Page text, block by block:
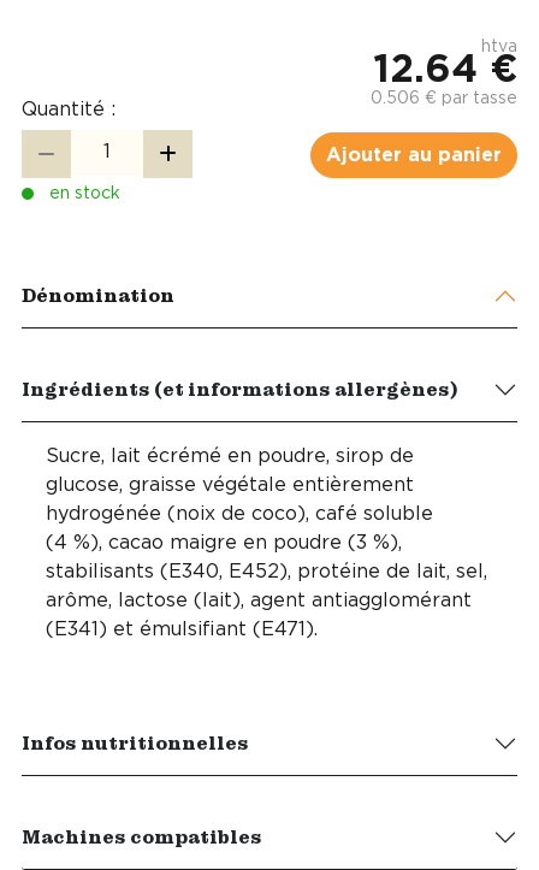
Quantité :
htva
12.64 €
0.506 € par tasse
Ajouter au panier
en stock
Dénomination
Ingrédients (et informations allergènes)
Sucre, lait écrémé en poudre, sirop de
glucose, graisse végétale entièrement
hydrogénée (noix de coco), café soluble
(4 %), cacao maigre en poudre (3 %),
stabilisants (E340, E452), protéine de lait, sel,
arôme, lactose (lait), agent antiagglomérant
(E341) et émulsifiant (E471).
Infos nutritionnelles
Machines compatibles